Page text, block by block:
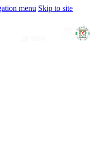
menu Skip to site